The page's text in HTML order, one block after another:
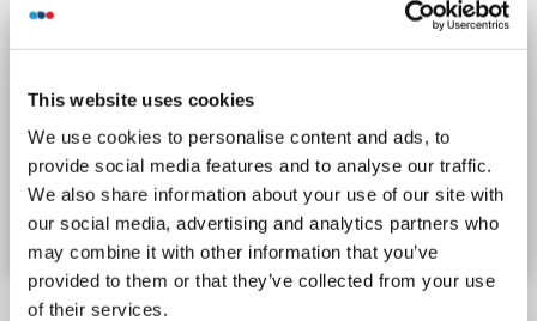
This website uses cookies
We use cookies to personalise content and ads, to
provide social media features and to analyse our traffic.
We also share information about your use of our site with
our social media, advertising and analytics partners who
may combine it with other information that you’ve
provided to them or that they’ve collected from your use
of their services.
Sandwich ELISA
N° du produit ABIN6951231
Fiche technique Détails